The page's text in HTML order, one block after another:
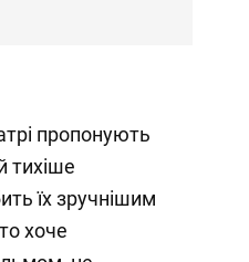
пропонують
тихіше
їх зручнішим
хоче